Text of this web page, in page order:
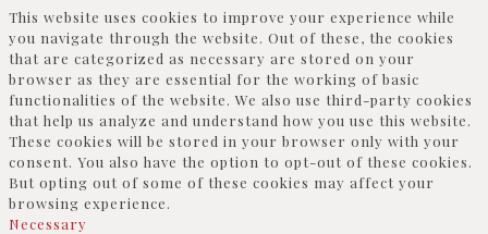
This website uses cookies to improve your experience while
you navigate through the website. Out of these, the cookies
that are categorized as necessary are stored on your
browser as they are essential for the working of basic
functionalities of the website. We also use third-party cookies
that help us analyze and understand how you use this website.
These cookies will be stored in your browser only with your
consent. You also have the option to opt-out of these cookies.
But opting out of some of these cookies may affect your
browsing experience.
Necessary